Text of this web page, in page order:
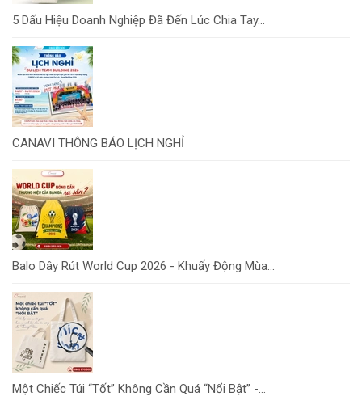
5 Dấu Hiệu Doanh Nghiệp Đã Đến Lúc Chia Tay...
CANAVI THÔNG BÁO LỊCH NGHỈ
Balo Dây Rút World Cup 2026 - Khuấy Động Mùa...
Một Chiếc Túi “Tốt” Không Cần Quá “Nổi Bật” -...